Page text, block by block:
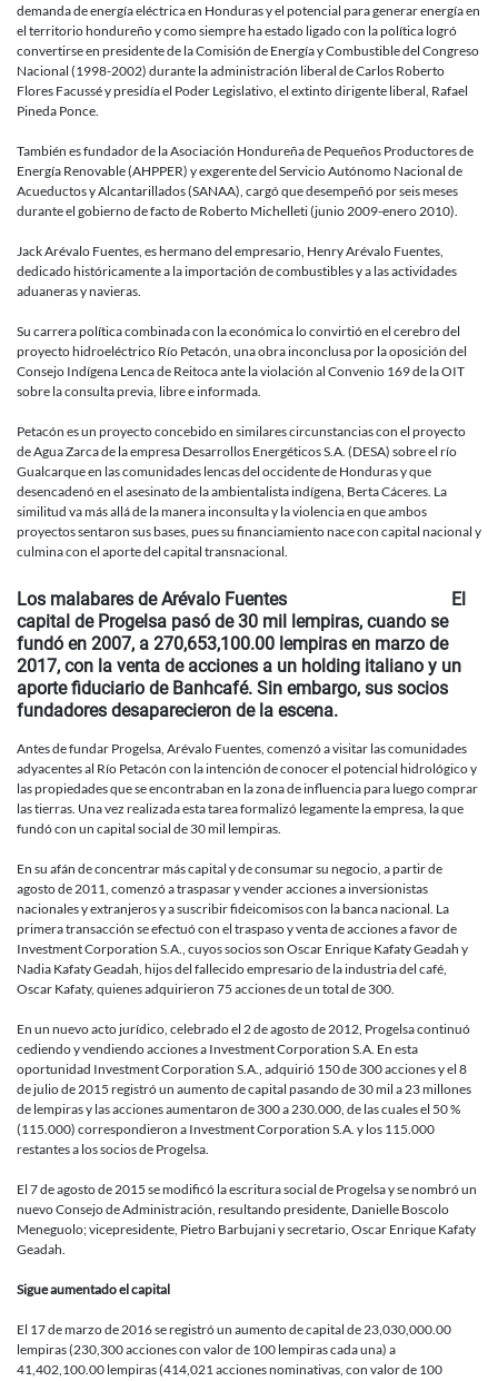
demanda de energía eléctrica en Honduras y el potencial para generar energía en
el territorio hondureño y como siempre ha estado ligado con la política logró
convertirse en presidente de la Comisión de Energía y Combustible del Congreso
Nacional (1998-2002) durante la administración liberal de Carlos Roberto
Flores Facussé y presidía el Poder Legislativo, el extinto dirigente liberal, Rafael
Pineda Ponce.
También es fundador de la Asociación Hondureña de Pequeños Productores de
Energía Renovable (AHPPER) y exgerente del Servicio Autónomo Nacional de
Acueductos y Alcantarillados (SANAA), cargó que desempeñó por seis meses
durante el gobierno de facto de Roberto Michelleti (junio 2009-enero 2010).
Jack Arévalo Fuentes, es hermano del empresario, Henry Arévalo Fuentes,
dedicado históricamente a la importación de combustibles y a las actividades
aduaneras y navieras.
Su carrera política combinada con la económica lo convirtió en el cerebro del
proyecto hidroeléctrico Río Petacón, una obra inconclusa por la oposición del
Consejo Indígena Lenca de Reitoca ante la violación al Convenio 169 de la OIT
sobre la consulta previa, libre e informada.
Petacón es un proyecto concebido en similares circunstancias con el proyecto
de Agua Zarca de la empresa Desarrollos Energéticos S.A. (DESA) sobre el río
Gualcarque en las comunidades lencas del occidente de Honduras y que
desencadenó en el asesinato de la ambientalista indígena, Berta Cáceres. La
similitud va más allá de la manera inconsulta y la violencia en que ambos
proyectos sentaron sus bases, pues su financiamiento nace con capital nacional y
culmina con el aporte del capital transnacional.
Los malabares de Arévalo Fuentes El
capital de Progelsa pasó de 30 mil lempiras, cuando se
fundó en 2007, a 270,653,100.00 lempiras en marzo de
2017, con la venta de acciones a un holding italiano y un
aporte fiduciario de Banhcafé. Sin embargo, sus socios
fundadores desaparecieron de la escena.
Antes de fundar Progelsa, Arévalo Fuentes, comenzó a visitar las comunidades
adyacentes al Río Petacón con la intención de conocer el potencial hidrológico y
las propiedades que se encontraban en la zona de influencia para luego comprar
las tierras. Una vez realizada esta tarea formalizó legamente la empresa, la que
fundó con un capital social de 30 mil lempiras.
En su afán de concentrar más capital y de consumar su negocio, a partir de
agosto de 2011, comenzó a traspasar y vender acciones a inversionistas
nacionales y extranjeros y a suscribir fideicomisos con la banca nacional. La
primera transacción se efectuó con el traspaso y venta de acciones a favor de
Investment Corporation S.A., cuyos socios son Oscar Enrique Kafaty Geadah y
Nadia Kafaty Geadah, hijos del fallecido empresario de la industria del café,
Oscar Kafaty, quienes adquirieron 75 acciones de un total de 300.
En un nuevo acto jurídico, celebrado el 2 de agosto de 2012, Progelsa continuó
cediendo y vendiendo acciones a Investment Corporation S.A. En esta
oportunidad Investment Corporation S.A., adquirió 150 de 300 acciones y el 8
de julio de 2015 registró un aumento de capital pasando de 30 mil a 23 millones
de lempiras y las acciones aumentaron de 300 a 230.000, de las cuales el 50 %
(115.000) correspondieron a Investment Corporation S.A. y los 115.000
restantes a los socios de Progelsa.
El 7 de agosto de 2015 se modificó la escritura social de Progelsa y se nombró un
nuevo Consejo de Administración, resultando presidente, Danielle Boscolo
Meneguolo; vicepresidente, Pietro Barbujani y secretario, Oscar Enrique Kafaty
Geadah.
Sigue aumentado el capital
El 17 de marzo de 2016 se registró un aumento de capital de 23,030,000.00
lempiras (230,300 acciones con valor de 100 lempiras cada una) a
41,402,100.00 lempiras (414,021 acciones nominativas, con valor de 100